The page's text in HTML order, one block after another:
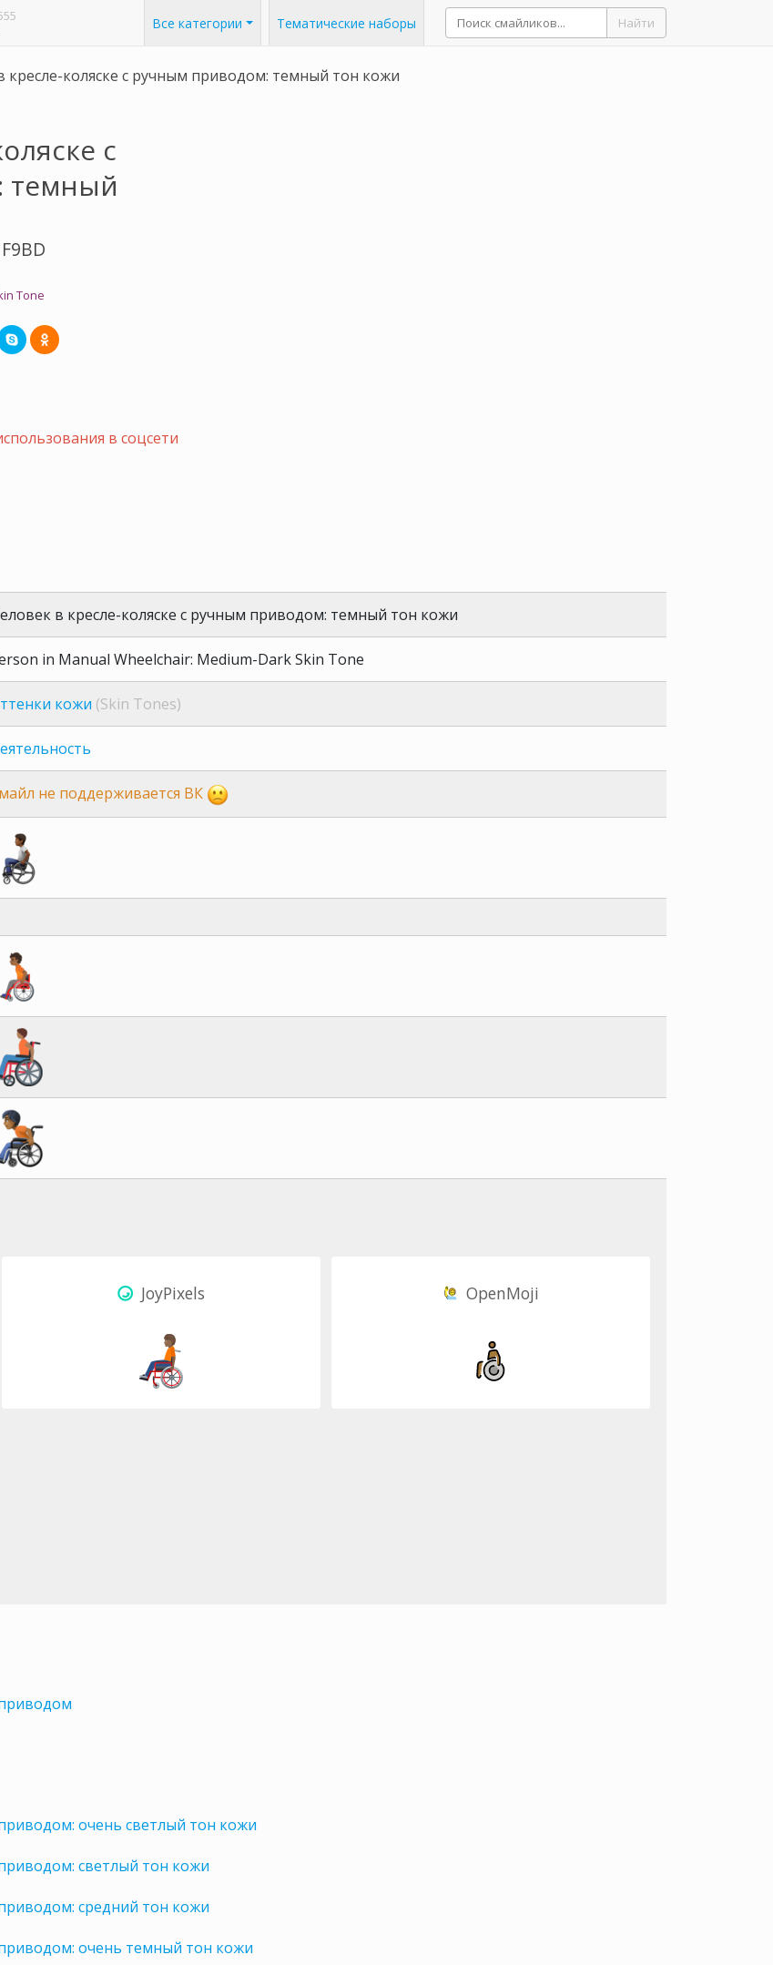
Все категории Тематические наборы Найти
кресле-коляске с ручным приводом: темный тон кожи
с
темный
Tone
в соцсети
в кресле-коляске с ручным приводом: темный тон кожи
in Manual Wheelchair: Medium-Dark Skin Tone
кожи (Skin Tones)
не поддерживается ВК
JoyPixels OpenMoji
очень светлый тон кожи
светлый тон кожи
средний тон кожи
очень темный тон кожи